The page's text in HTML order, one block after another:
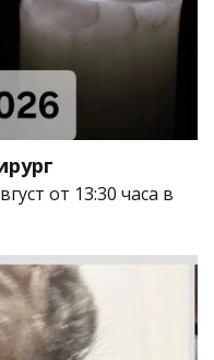
от 13:30 часа в